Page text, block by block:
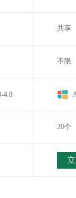
共享
不限
4.0
20个